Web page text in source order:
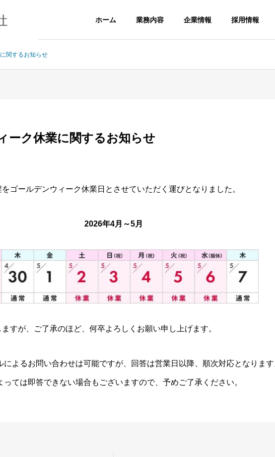
ホーム 業務内容 企業情報 採用情報
関するお知らせ
ーク休業に関するお知らせ
ゴールデンウィーク休業日とさせていただく運びとなりました。
2026年4月～5月
すが、ご了承のほど、何卒よろしくお願い申し上げます。
よるお問い合わせは可能ですが、回答は営業日以降、順次対応となります
ては即答できない場合もございますので、予めご了承ください。